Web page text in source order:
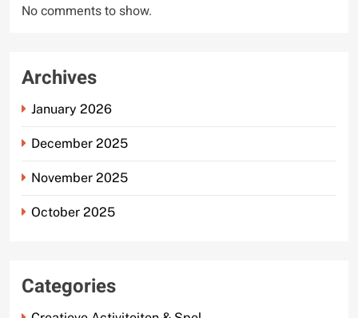
No comments to show.
Archives
January 2026
December 2025
November 2025
October 2025
Categories